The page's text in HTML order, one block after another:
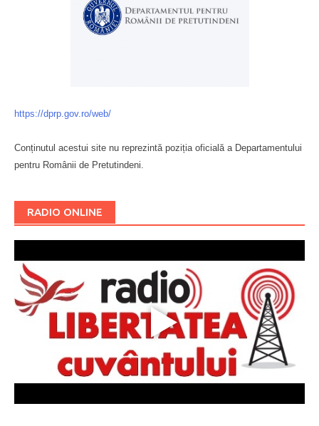
https://dprp.gov.ro/web/
Conținutul acestui site nu reprezintă poziția oficială a Departamentului
pentru Românii de Pretutindeni.
RADIO ONLINE